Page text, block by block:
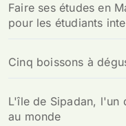
Faire ses études en
pour les étudiants
Cinq boissons à
L'île de Sipadan, l'un
au monde